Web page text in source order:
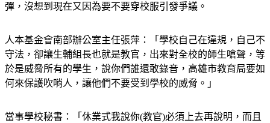
彈，沒想到現在又因為要不要穿校服引發爭議。
人本基金會南部辦公室主任張萍：「學校自己在違規，自己不
守法，卻讓生輔組長也就是教官，出來對全校的師生嗆聲，等
於是威脅所有的學生，說你們誰還敢錄音，高雄市教育局要如
何來保護吹哨人，讓他們不要受到學校的威脅。」
當事學校秘書：「休業式我說你(教官)必須上去再說明，而且